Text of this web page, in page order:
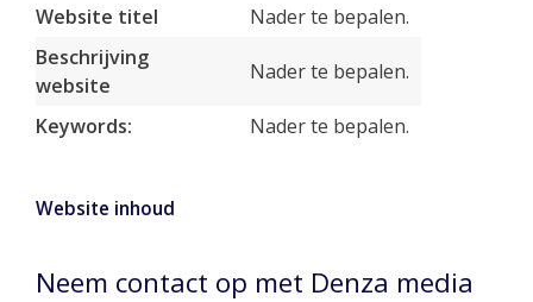
Website titel
Nader te bepalen.
Beschrijving
website
Nader te bepalen.
Keywords: Nader te bepalen.
Website inhoud
Neem contact op met Denza media